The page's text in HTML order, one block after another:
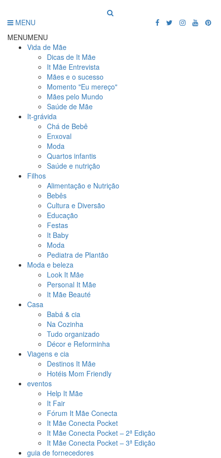
MENU
MENUMENU
Vida de Mãe
Dicas de It Mãe
It Mãe Entrevista
Mães e o sucesso
Momento "Eu mereço"
Mães pelo Mundo
Saúde de Mãe
It-grávida
Chá de Bebê
Enxoval
Moda
Quartos infantis
Saúde e nutrição
Filhos
Alimentação e Nutrição
Bebês
Cultura e Diversão
Educação
Festas
It Baby
Moda
Pediatra de Plantão
Moda e beleza
Look It Mãe
Personal It Mãe
It Mãe Beauté
Casa
Babá & cia
Na Cozinha
Tudo organizado
Décor e Reforminha
Viagens e cia
Destinos It Mãe
Hotéis Mom Friendly
eventos
Help It Mãe
It Fair
Fórum It Mãe Conecta
It Mãe Conecta Pocket
It Mãe Conecta Pocket – 2ª Edição
It Mãe Conecta Pocket – 3ª Edição
guia de fornecedores